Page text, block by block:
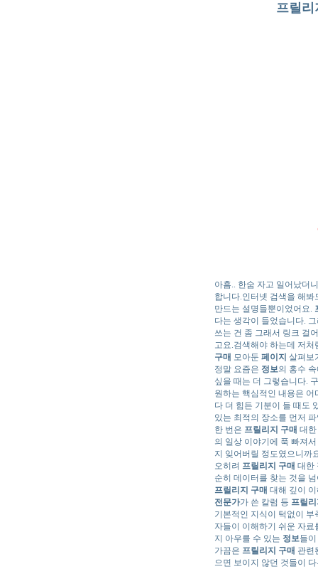
프릴
아흠.. 한숨 자고 일어났더
합니다.인터넷 검색을 해
만드는 설명들뿐이었어요.
다는 생각이 들었습니다.
쓰는 건 좀 그래서 링크 걸
고요.검색해야 하는데 저
구매 모아둔 페이지 살펴보
정말 요즘은 정보의 홍수
싶을 때는 더 그렇습니다.
원하는 핵심적인 내용은
다 더 힘든 기분이 들 때도
있는 최적의 장소를 먼저
한 번은 프릴리지 구매 대한
의 일상 이야기에 푹 빠져
지 잊어버릴 정도였으니까
오히려 프릴리지 구매 대한
순히 데이터를 찾는 것을
프릴리지 구매 대해 깊이
전문가가 쓴 칼럼 등 프릴
기본적인 지식이 턱없이
자들이 이해하기 쉬운 자
지 아우를 수 있는 정보들
가끔은 프릴리지 구매 관련
으면 보이지 않던 것들이